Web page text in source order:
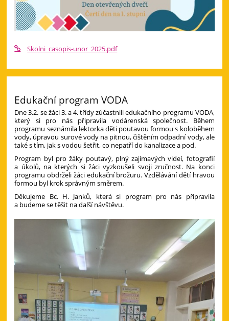
Skolni_casopis-unor_2025.pdf
Edukační program VODA
Dne 3.2. se žáci 3. a 4. třídy zúčastnili edukačního programu VODA,
který si pro nás připravila vodárenská společnost. Během
programu seznámila lektorka děti poutavou formou s koloběhem
vody, úpravou surové vody na pitnou, čištěním odpadní vody, ale
také s tím, jak s vodou šetřit, co nepatří do kanalizace a pod.
Program byl pro žáky poutavý, plný zajímavých videí, fotografií
a úkolů, na kterých si žáci vyzkoušeli svoji zručnost. Na konci
programu obdrželi žáci edukační brožuru. Vzdělávání dětí hravou
formou byl krok správným směrem.
Děkujeme Bc. H. Janků, která si program pro nás připravila
a budeme se těšit na další návštěvu.